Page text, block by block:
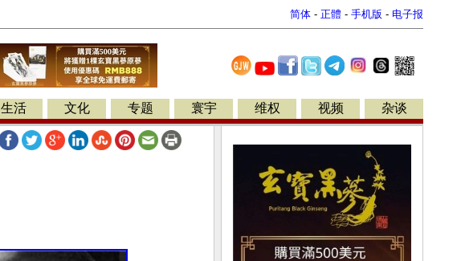
简体 - 正體 - 手机版 - 电子报
生活 文化 专题 寰宇 维权 视频 杂谈